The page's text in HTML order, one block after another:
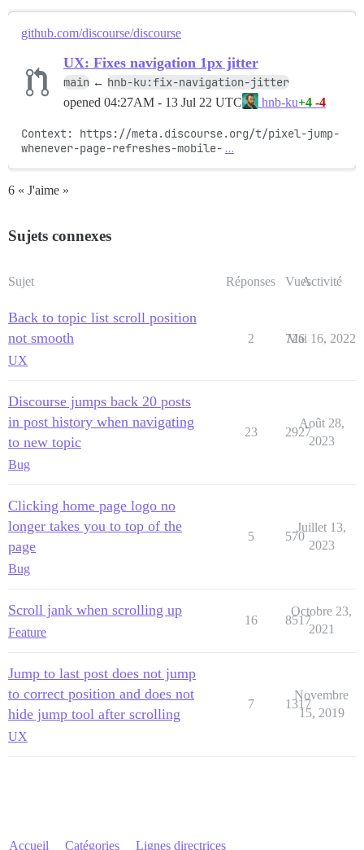
github.com/discourse/discourse
UX: Fixes navigation 1px jitter
main ← hnb-ku:fix-navigation-jitter
opened 04:27AM - 13 Jul 22 UTC hnb-ku+4 -4
Context: https://meta.discourse.org/t/pixel-jump-
whenever-page-refreshes-mobile- …
6 « J'aime »
Sujets connexes
Sujet Réponses VuesActivité
Back to topic list scroll position
not smooth
UX
2 726
Mai 16, 2022
Discourse jumps back 20 posts
in post history when navigating
to new topic
Bug
23 2927
Août 28,
2023
Clicking home page logo no
longer takes you to top of the
page
Bug
5 570
Juillet 13,
2023
Scroll jank when scrolling up
Feature
16 8517
Octobre 23,
2021
Jump to last post does not jump
to correct position and does not
hide jump tool after scrolling
UX
7 1317
Novembre
15, 2019
Accueil Catégories Lignes directrices